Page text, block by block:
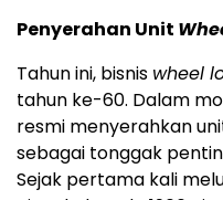
Penyerahan Unit
Tahun ini, bisnis wheel
tahun ke-60. Dalam
resmi menyerahkan
sebagai tonggak
Sejak pertama kali